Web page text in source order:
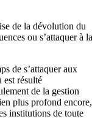
de la dévolution du
ou s’attaquer à
de s’attaquer aux
est résulté
de la gestion
plus profond encore,
institutions de toute